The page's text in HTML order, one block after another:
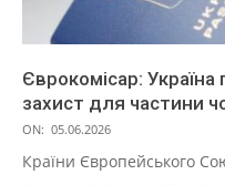
Єврокомісар:
захист для частини
ON: 05.06.2026
Країни Європейського